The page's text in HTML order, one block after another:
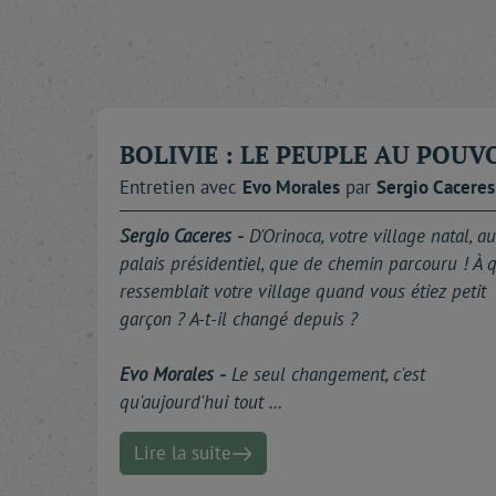
accepté, cette fois encore, d'offrir à notre
d'être posée. Dans son premier entretien
simplicité d'un homme qui a longtemps
- Les États-Unis réussiront-ils à éviter la
démocratie ?
- La communauté internationale
nucléaire ? Jusqu'où le président
Directeur de l'Agence internationale de
prolifération nucléaire devant l'Éternel,
- Dans l'écheveau complexe des turbulences
BOLIVIE : LE PEUPLE AU
Entretien avec Evo Morales par SergioCaceres
Sergio Caceres - D'Orinoca, votre village natal, au
palais présidentiel, que de chemin parcouru ! À
ressemblait votre village quand vous étiez petit
garçon ? A-t-il changé depuis ?
Evo Morales - Le seul changement, c'est
qu'aujourd'hui tout …
Lire la suite